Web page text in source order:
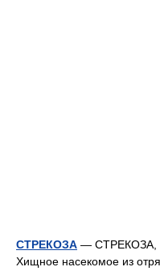
СТРЕКОЗА — СТРЕКОЗА,
Хищное насекомое из